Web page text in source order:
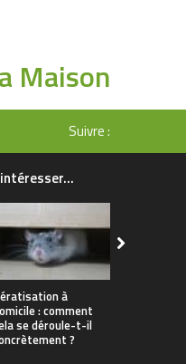
Maison
Suivre :
à
: comment
se déroule-t-il
?